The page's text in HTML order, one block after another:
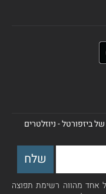
ביזפורטל - ניוזלטרים
אחד מהווה רשימת תפוצה